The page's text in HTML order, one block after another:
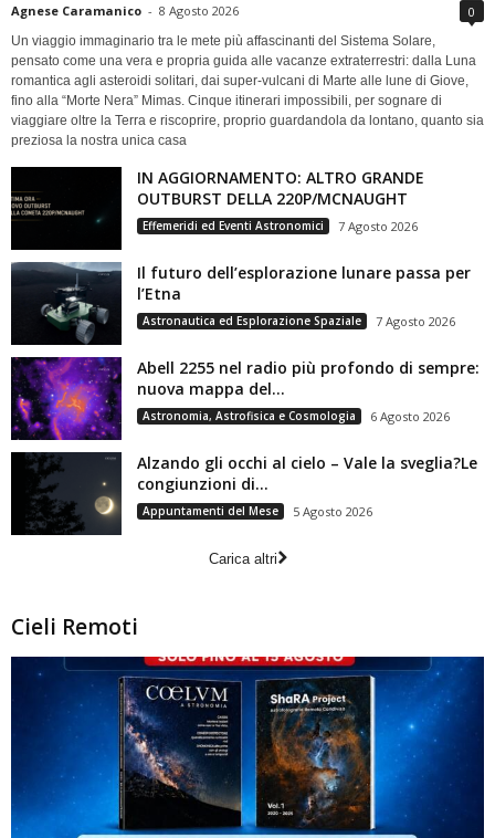
Agnese Caramanico - 8 Agosto 2026 0
Un viaggio immaginario tra le mete più affascinanti del Sistema Solare,
pensato come una vera e propria guida alle vacanze extraterrestri: dalla Luna
romantica agli asteroidi solitari, dai super-vulcani di Marte alle lune di Giove,
fino alla “Morte Nera” Mimas. Cinque itinerari impossibili, per sognare di
viaggiare oltre la Terra e riscoprire, proprio guardandola da lontano, quanto sia
preziosa la nostra unica casa
IN AGGIORNAMENTO: ALTRO GRANDE
OUTBURST DELLA 220P/MCNAUGHT
Effemeridi ed Eventi Astronomici 7 Agosto 2026
Il futuro dell’esplorazione lunare passa per
l’Etna
Astronautica ed Esplorazione Spaziale 7 Agosto 2026
Abell 2255 nel radio più profondo di sempre:
nuova mappa del...
Astronomia, Astrofisica e Cosmologia 6 Agosto 2026
Alzando gli occhi al cielo – Vale la sveglia?Le
congiunzioni di...
Appuntamenti del Mese 5 Agosto 2026
Carica altri
Cieli Remoti